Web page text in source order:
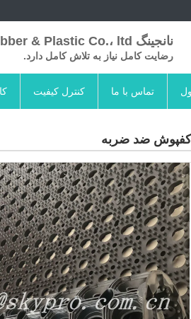
نانجینگ Skypro Rubber & Plastic Co.، ltd
رضایت کامل نیاز به تلاش کامل دارد.
کنترل کیفیت تماس با ما
ضد ضربه